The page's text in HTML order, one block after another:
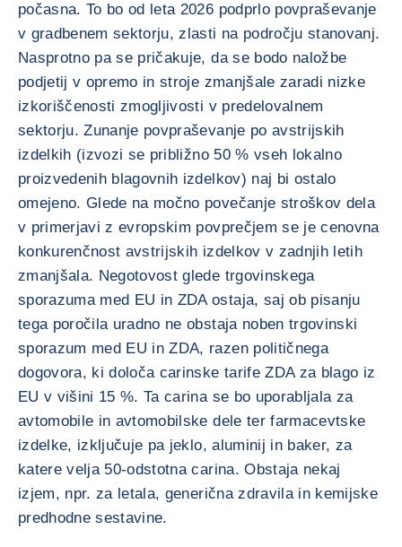
počasna. To bo od leta 2026 podprlo povpraševanje
v gradbenem sektorju, zlasti na področju stanovanj.
Nasprotno pa se pričakuje, da se bodo naložbe
podjetij v opremo in stroje zmanjšale zaradi nizke
izkoriščenosti zmogljivosti v predelovalnem
sektorju. Zunanje povpraševanje po avstrijskih
izdelkih (izvozi se približno 50 % vseh lokalno
proizvedenih blagovnih izdelkov) naj bi ostalo
omejeno. Glede na močno povečanje stroškov dela
v primerjavi z evropskim povprečjem se je cenovna
konkurenčnost avstrijskih izdelkov v zadnjih letih
zmanjšala. Negotovost glede trgovinskega
sporazuma med EU in ZDA ostaja, saj ob pisanju
tega poročila uradno ne obstaja noben trgovinski
sporazum med EU in ZDA, razen političnega
dogovora, ki določa carinske tarife ZDA za blago iz
EU v višini 15 %. Ta carina se bo uporabljala za
avtomobile in avtomobilske dele ter farmacevtske
izdelke, izključuje pa jeklo, aluminij in baker, za
katere velja 50-odstotna carina. Obstaja nekaj
izjem, npr. za letala, generična zdravila in kemijske
predhodne sestavine.